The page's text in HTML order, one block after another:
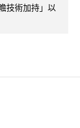
技術加持」以